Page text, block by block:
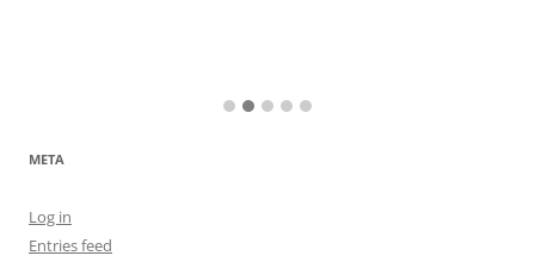
META
Log in
Entries feed